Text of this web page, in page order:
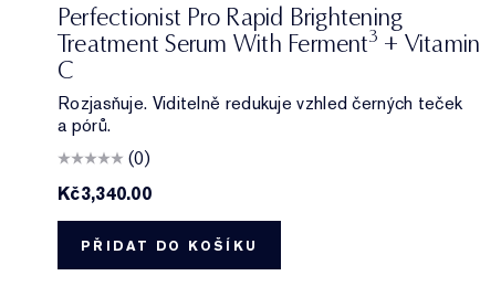
Perfectionist Pro Rapid Brightening
Treatment Serum With Ferment3 + Vitamin
C
Rozjasňuje. Viditelně redukuje vzhled černých teček
a pórů.
(0)
Kč3,340.00
PŘIDAT DO KOŠÍKU